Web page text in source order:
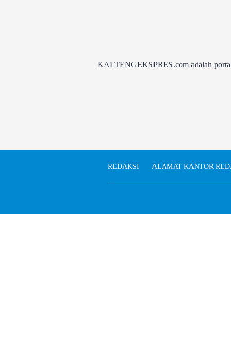
KALTENGEKSPRES.com adalah
REDAKSI ALAMAT KANTOR